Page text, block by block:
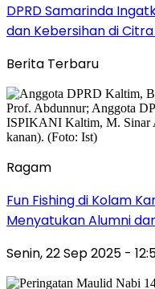
DPRD Samarinda
dan Kebersihan di
Berita Terbaru
Ragam
Fun Fishing di Kolam
Menyatukan Alumni
Senin, 22 Sep 2025 -